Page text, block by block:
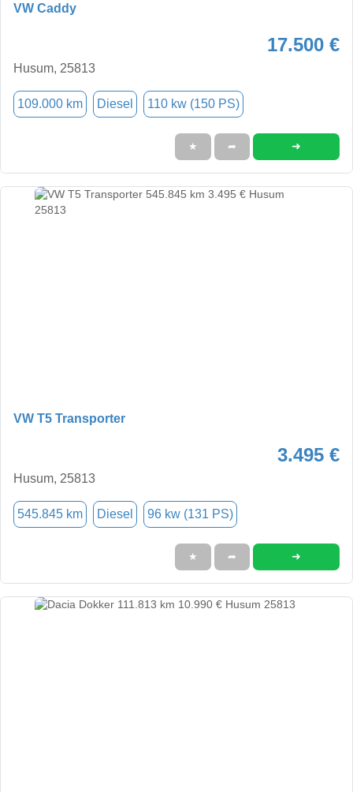
VW Caddy
17.500 €
Husum, 25813
109.000 km Diesel 110 kw (150 PS)
★ ➦ ➜
VW T5 Transporter
3.495 €
Husum, 25813
545.845 km Diesel 96 kw (131 PS)
★ ➦ ➜